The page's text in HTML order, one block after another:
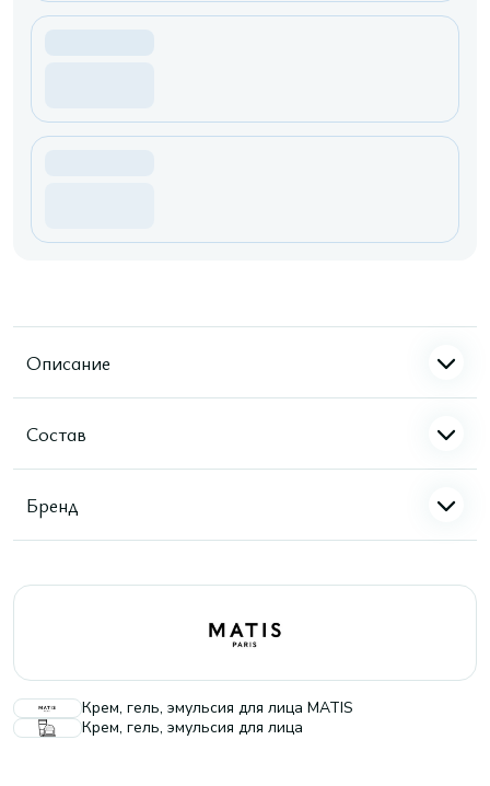
Описание
Состав
Бренд
Крем, гель, эмульсия для лица MATIS
Крем, гель, эмульсия для лица